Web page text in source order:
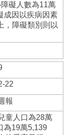
礙人數為11萬
成因以疾病因素
，障礙類別則以
22
報
童人口為28萬
為19萬5,139